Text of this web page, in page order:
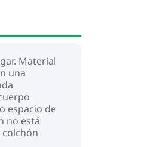
Material
una
espacio de
no está